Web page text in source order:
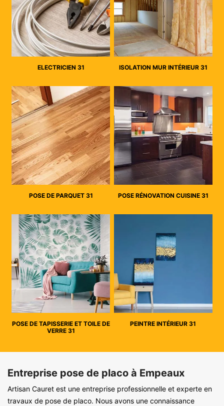
ELECTRICIEN 31 ISOLATION MUR INTÉRIEUR 31
POSE DE PARQUET 31 POSE RÉNOVATION CUISINE 31
POSE DE TAPISSERIE ET TOILE DE
VERRE 31
PEINTRE INTÉRIEUR 31
Entreprise pose de placo à Empeaux
Artisan Cauret est une entreprise professionnelle et experte en
travaux de pose de placo. Nous avons une connaissance